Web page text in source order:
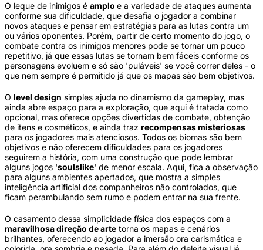
O leque de inimigos é amplo e a variedade de ataques aumenta
conforme sua dificuldade, que desafia o jogador a combinar
novos ataques e pensar em estratégias para as lutas contra um
ou vários oponentes. Porém, partir de certo momento do jogo, o
combate contra os inimigos menores pode se tornar um pouco
repetitivo, já que essas lutas se tornam bem fáceis conforme os
personagens evoluem e só são 'puláveis' se você correr deles - o
que nem sempre é permitido já que os mapas são bem objetivos.
O level design simples ajuda no dinamismo da gameplay, mas
ainda abre espaço para a exploração, que aqui é tratada como
opcional, mas oferece opções divertidas de combate, obtenção
de itens e cosméticos, e ainda traz recompensas misteriosas
para os jogadores mais atenciosos. Todos os biomas são bem
objetivos e não oferecem dificuldades para os jogadores
seguirem a história, com uma construção que pode lembrar
alguns jogos 'soulslike' de menor escala. Aqui, fica a observação
para alguns ambientes apertados, que mostra a simples
inteligência artificial dos companheiros não controlados, que
ficam perambulando sem rumo e podem entrar na sua frente.
O casamento dessa simplicidade física dos espaços com a
maravilhosa direção de arte torna os mapas e cenários
brilhantes, oferecendo ao jogador a imersão ora carismática e